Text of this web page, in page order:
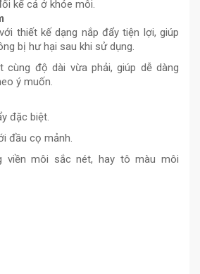
kể cả ở khóe môi.
thiết kế dạng nắp đẩy tiện lợi, giúp
bị hư hại sau khi sử dụng.
cùng độ dài vừa phải, giúp dễ dàng
ý muốn.
đặc biệt.
đầu cọ mảnh.
viền môi sắc nét, hay tô màu môi